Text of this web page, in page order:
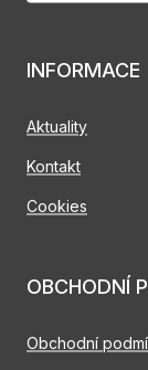
INFORMACE
Aktuality
Kontakt
Cookies
OBCHODNÍ
Obchodní